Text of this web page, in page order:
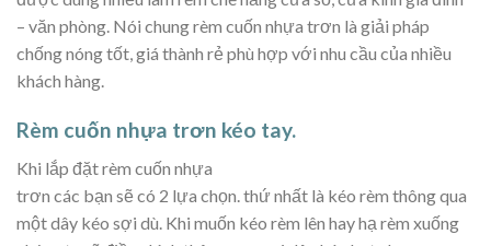
– văn phòng. Nói chung rèm cuốn nhựa trơn là giải pháp
chống nóng tốt, giá thành rẻ phù hợp với nhu cầu của nhiều
khách hàng.
Rèm cuốn nhựa trơn kéo tay.
Khi lắp đặt rèm cuốn nhựa
trơn các bạn sẽ có 2 lựa chọn. thứ nhất là kéo rèm thông qua
một dây kéo sợi dù. Khi muốn kéo rèm lên hay hạ rèm xuống